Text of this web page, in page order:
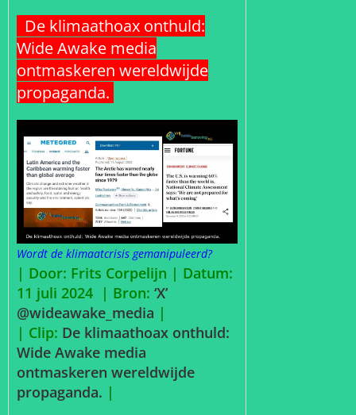
De klimaathoax onthuld:
Wide Awake media
ontmaskeren wereldwijde
propaganda.
Wordt de klimaatcrisis gemanipuleerd?
| Door: Frits Corpelijn | Datum:
11 juli 2024 | Bron: ‘X’
@wideawake_media |
| Clip: De klimaathoax onthuld:
Wide Awake media
ontmaskeren wereldwijde
propaganda. |